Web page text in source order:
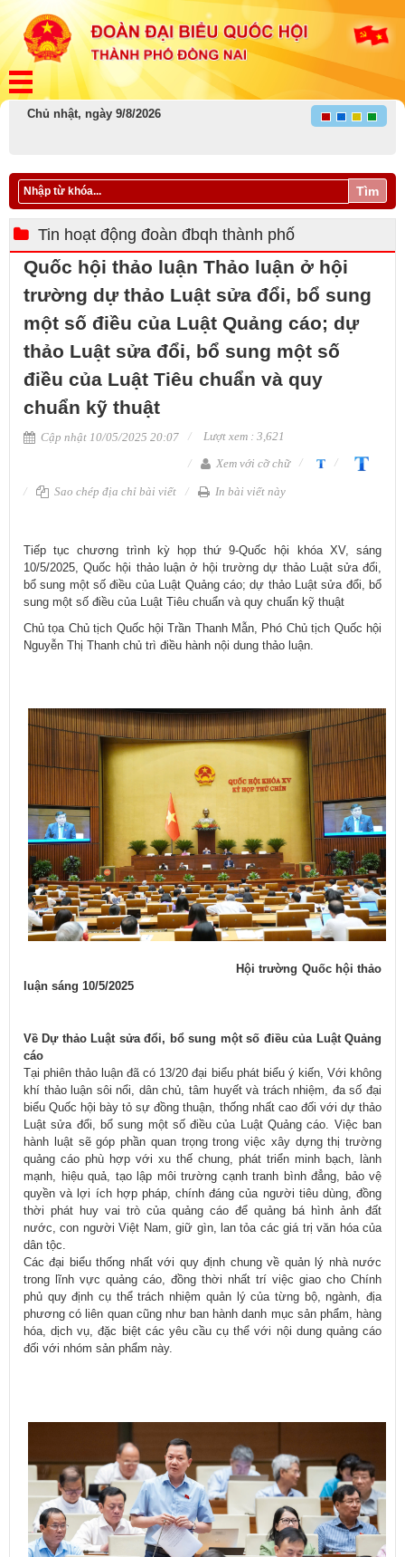
Chủ nhật, ngày 9/8/2026
Tìm
Tin hoạt động đoàn đbqh thành phố
Quốc hội thảo luận Thảo luận ở hội
trường dự thảo Luật sửa đổi, bổ sung
một số điều của Luật Quảng cáo; dự
thảo Luật sửa đổi, bổ sung một số
điều của Luật Tiêu chuẩn và quy
chuẩn kỹ thuật
Cập nhật 10/05/2025 20:07
Lượt xem : 3,621
Xem với cỡ chữ
Sao chép địa chỉ bài viết In bài viết này
Tiếp tục chương trình kỳ họp thứ 9-Quốc hội khóa XV, sáng
10/5/2025, Quốc hội thảo luận ở hội trường dự thảo Luật sửa đổi,
bổ sung một số điều của Luật Quảng cáo; dự thảo Luật sửa đổi, bổ
sung một số điều của Luật Tiêu chuẩn và quy chuẩn kỹ thuật
Chủ tọa Chủ tịch Quốc hội Trần Thanh Mẫn, Phó Chủ tịch Quốc hội
Nguyễn Thị Thanh chủ trì điều hành nội dung thảo luận.
Hội trường Quốc hội thảo
luận sáng 10/5/2025
Về Dự thảo Luật sửa đổi, bổ sung một số điều của Luật Quảng
cáo
Tại phiên thảo luận đã có 13/20 đại biểu phát biểu ý kiến, Với không
khí thảo luận sôi nổi, dân chủ, tâm huyết và trách nhiệm, đa số đại
biểu Quốc hội bày tỏ sự đồng thuận, thống nhất cao đối với dự thảo
Luật sửa đổi, bổ sung một số điều của Luật Quảng cáo. Việc ban
hành luật sẽ góp phần quan trọng trong việc xây dựng thị trường
quảng cáo phù hợp với xu thế chung, phát triển minh bạch, lành
mạnh, hiệu quả, tạo lập môi trường cạnh tranh bình đẳng, bảo vệ
quyền và lợi ích hợp pháp, chính đáng của người tiêu dùng, đồng
thời phát huy vai trò của quảng cáo để quảng bá hình ảnh đất
nước, con người Việt Nam, giữ gìn, lan tỏa các giá trị văn hóa của
dân tộc.
Các đại biểu thống nhất với quy định chung về quản lý nhà nước
trong lĩnh vực quảng cáo, đồng thời nhất trí việc giao cho Chính
phủ quy định cụ thể trách nhiệm quản lý của từng bộ, ngành, địa
phương có liên quan cũng như ban hành danh mục sản phẩm, hàng
hóa, dịch vụ, đặc biệt các yêu cầu cụ thể với nội dung quảng cáo
đối với nhóm sản phẩm này.